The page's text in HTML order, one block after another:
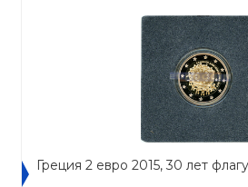
Греция 2 евро 2015, 30 лет